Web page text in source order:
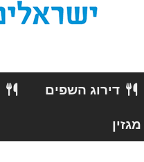
דירוג השפים
מגזין